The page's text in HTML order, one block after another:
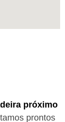
próximo
prontos